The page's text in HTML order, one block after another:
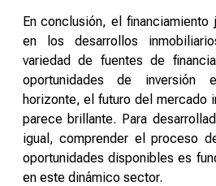
En conclusión, el financiamiento
en los desarrollos
variedad de fuentes de
oportunidades de inversión
horizonte, el futuro del mercado
parece brillante. Para
igual, comprender el proceso
oportunidades disponibles es
en este dinámico sector.